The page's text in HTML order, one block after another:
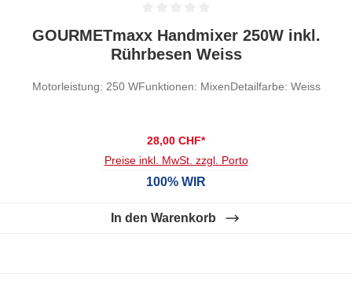
Durchschnittliche Bewertung von 0 von 5 Sternen
GOURMETmaxx Handmixer 250W inkl.
Rührbesen Weiss
Motorleistung: 250 WFunktionen: MixenDetailfarbe: Weiss
28,00 CHF*
Preise inkl. MwSt. zzgl. Porto
100% WIR
In den Warenkorb